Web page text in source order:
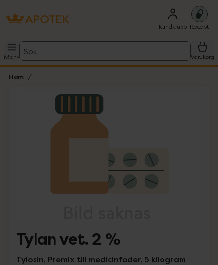
Kundklubb Recept
Meny
Sök
Varukorg
Hem
Lista: . Innehåller 1 objekt.
Tylan vet. 2 %
Tylosin, Premix till medicinfoder, 5 kilogram